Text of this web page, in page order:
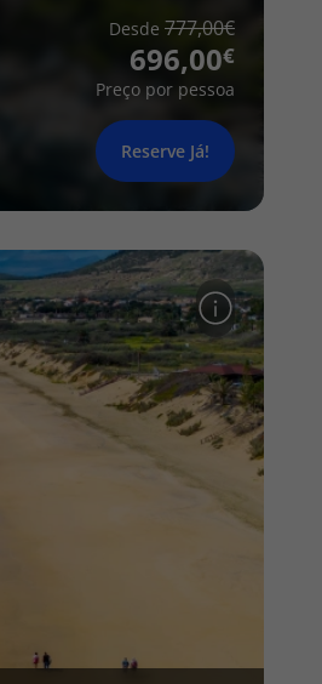
Desde 777,00
696,00
Preço por pessoa
Reserve Já!